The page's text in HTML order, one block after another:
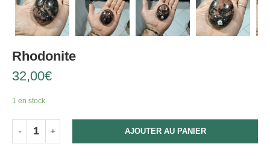
Rhodonite
32,00€
1 en stock
AJOUTER AU PANIER